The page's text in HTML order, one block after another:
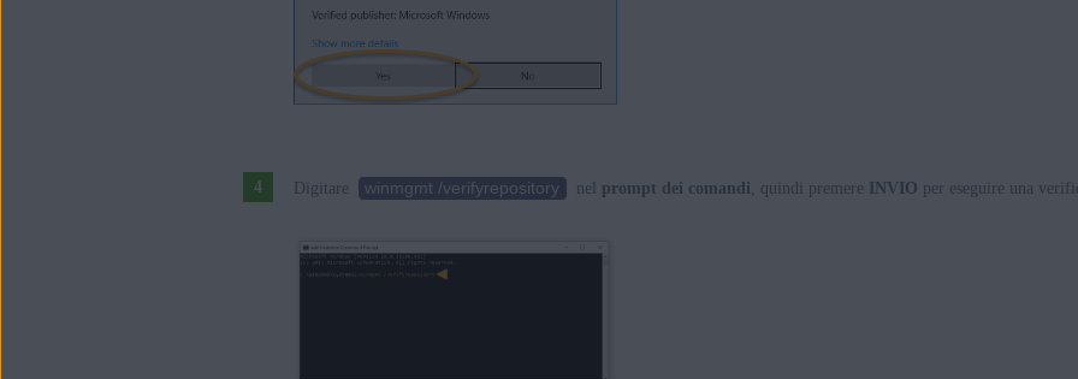
Digitare winmgmt /verifyrepository nel prompt dei comandi, quindi premere INVIO per eseguire una